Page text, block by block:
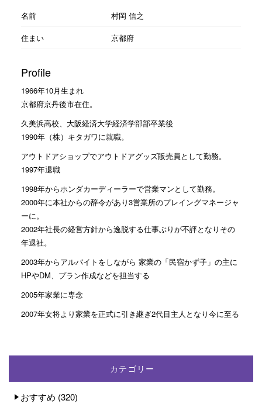
名前
村岡 信之
住まい
京都府
Profile
1966年10月生まれ
京都府京丹後市在住。
久美浜高校、大阪経済大学経済学部部卒業後
1990年（株）キタガワに就職。
アウトドアショップでアウトドアグッズ販売員として勤務。
1997年退職
1998年からホンダカーディーラーで営業マンとして勤務。
2000年に本社からの辞令があり3営業所のプレイングマネージャ
ーに。
2002年社長の経営方針から逸脱する仕事ぶりが不評となりその
年退社。
2003年からアルバイトをしながら 家業の「民宿かず子」の主に
HPやDM、プラン作成などを担当する
2005年家業に専念
2007年女将より家業を正式に引き継ぎ2代目主人となり今に至る
カテゴリー
おすすめ (320)